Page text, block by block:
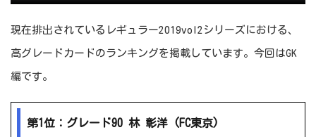
現在排出されているレギュラー2019vol2シリーズにおける、
高グレードカードのランキングを掲載しています。今回はGK
編です。
第1位：グレード90 林 彰洋 (FC東京)